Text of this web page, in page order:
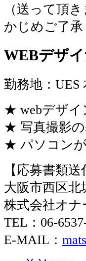
（送って頂
かじめご了承
WEBデザ
勤務地：UES
★ webデザイ
★ 写真撮影
★ パソコン
【応募書類送
大阪市西区北
株式会社オ
TEL：06-
E-MAIL：